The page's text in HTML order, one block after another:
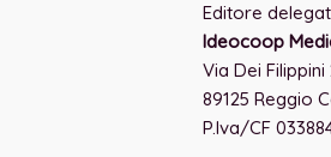
Editore
Ideocoop
Via Dei
89125 Reggio
P.Iva/CF